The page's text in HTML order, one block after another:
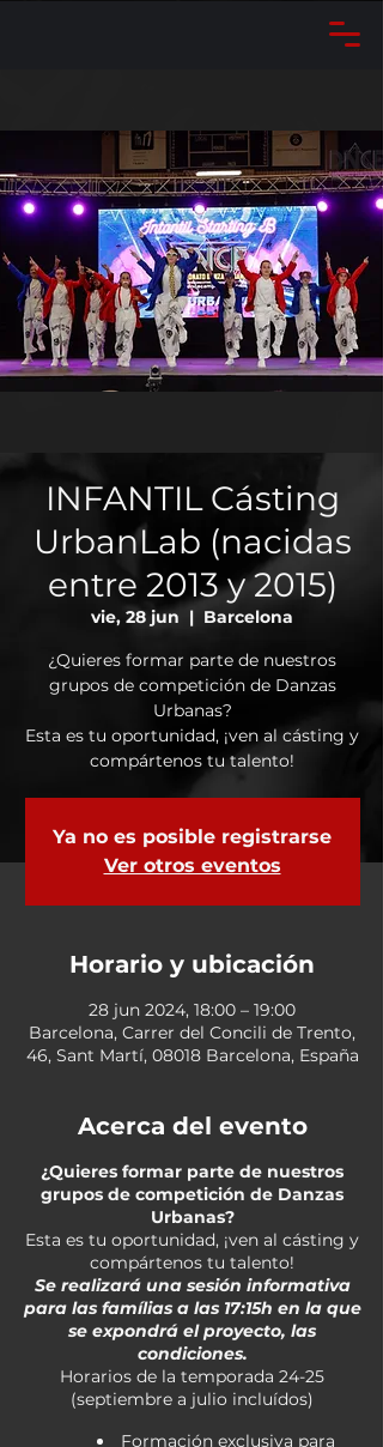
INFANTIL Cásting
UrbanLab (nacidas
entre 2013 y 2015)
vie, 28 jun
  |
Barcelona
¿Quieres formar parte de nuestros
grupos de competición de Danzas
Urbanas?
Esta es tu oportunidad, ¡ven al cásting y
compártenos tu talento!
Ya no es posible registrarse
Ver otros eventos
Horario y ubicación
28 jun 2024, 18:00 – 19:00
Barcelona, Carrer del Concili de Trento,
46, Sant Martí, 08018 Barcelona, España
Acerca del evento
¿Quieres formar parte de nuestros
grupos de competición de Danzas
Urbanas?
Esta es tu oportunidad, ¡ven al cásting y
compártenos tu talento!
Se realizará una sesión informativa
para las famílias a las 17:15h en la que
se expondrá el proyecto, las
condiciones.
Horarios de la temporada 24-25
(septiembre a julio incluídos)
Formación exclusiva para